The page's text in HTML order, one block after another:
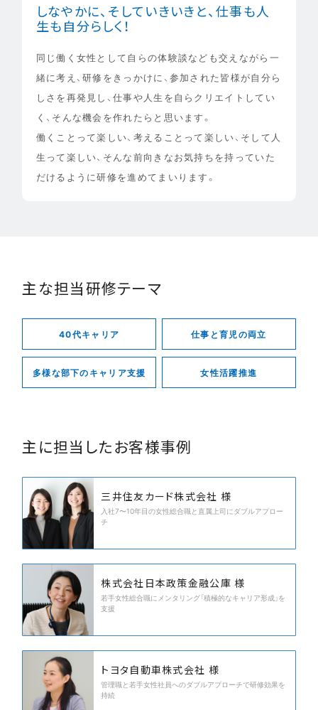
しなやかに、そしていきいきと、仕事も人
生も自分らしく！
同じ働く女性として自らの体験談なども交えながら一
緒に考え、研修をきっかけに、参加された皆様が自分ら
しさを再発見し、仕事や人生を自らクリエイトしてい
く、そんな機会を作れたらと思います。
働くことって楽しい、考えることって楽しい、そして人
生って楽しい、そんな前向きなお気持ちを持っていた
だけるように研修を進めてまいります。
主な担当研修テーマ
40代キャリア 仕事と育児の両立
多様な部下のキャリア支援 女性活躍推進
主に担当したお客様事例
三井住友カード株式会社 様
入社7〜10年目の女性総合職と直属上司にダブルアプロー
チ
株式会社日本政策金融公庫 様
若手女性総合職にメンタリング「積極的なキャリア形成」を
支援
トヨタ自動車株式会社 様
管理職と若手女性社員へのダブルアプローチで研修効果を
持続